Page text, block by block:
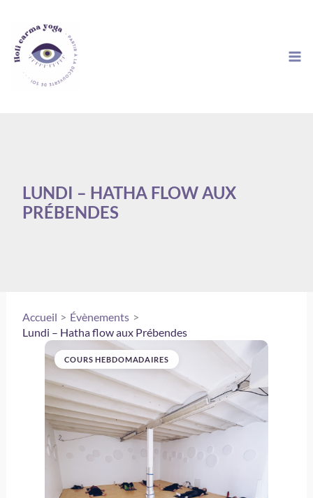
contenu
LUNDI – HATHA FLOW AUX
PRÉBENDES
Accueil
Évènements
Lundi – Hatha flow aux Prébendes
COURS HEBDOMADAIRES